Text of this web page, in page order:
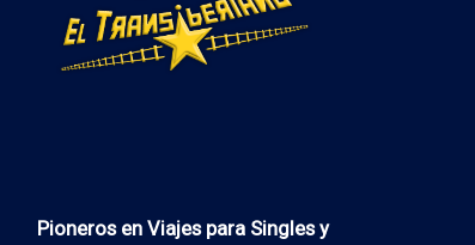
Pioneros en Viajes para Singles y